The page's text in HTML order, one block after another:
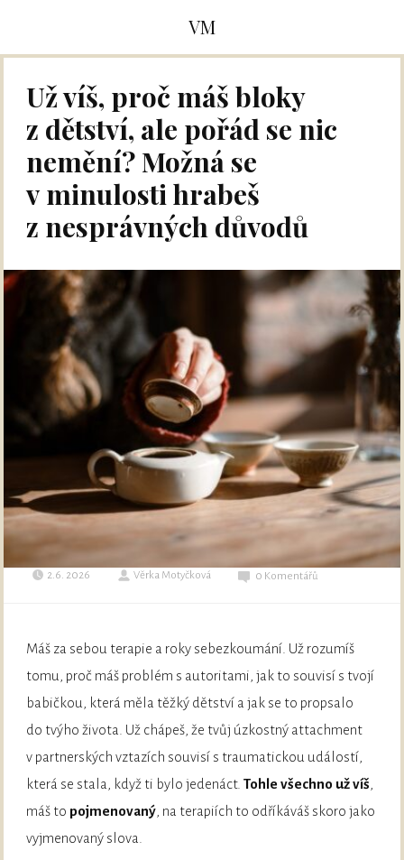
VM
Už víš, proč máš bloky
z dětství, ale pořád se nic
nemění? Možná se
v minulosti hrabeš
z nesprávných důvodů
2.6. 2026 Věrka Motyčková 0 Komentářů
Máš za sebou terapie a roky sebezkoumání. Už rozumíš
tomu, proč máš problém s autoritami, jak to souvisí s tvojí
babičkou, která měla těžký dětství a jak se to propsalo
do tvýho života. Už chápeš, že tvůj úzkostný attachment
v partnerských vztazích souvisí s traumatickou událostí,
která se stala, když ti bylo jedenáct.Tohle všechno už víš
máš to pojmenovaný , na terapiích to odříkáváš skoro jako
vyjmenovaný slova.